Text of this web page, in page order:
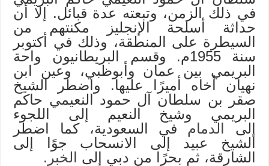
في ذلك الزمن، وتبعته عدة قبائل. إلا أن
حداثة أسلحة الإنجليز مكنتهم من
السيطرة على المنطقة، وذلك في أكتوبر
سنة 1955م. وقسم البريطانيون واحة
البريمي بين عمان وأبوظبي، وعين ابن
نهيان أخاه أميرًا عليها. واضطر الشيخ
صقر بن سلطان آل حمود النعيمي حاكم
البريمي وشيخ النعيم إلى اللجوء
إلى الدمامفي السعودية، كما اضطر
الشيخ عبيد إلى الانسحاب جوًا إلى
الشارقة، ثم بحرًا من دبي إلى الخبر .